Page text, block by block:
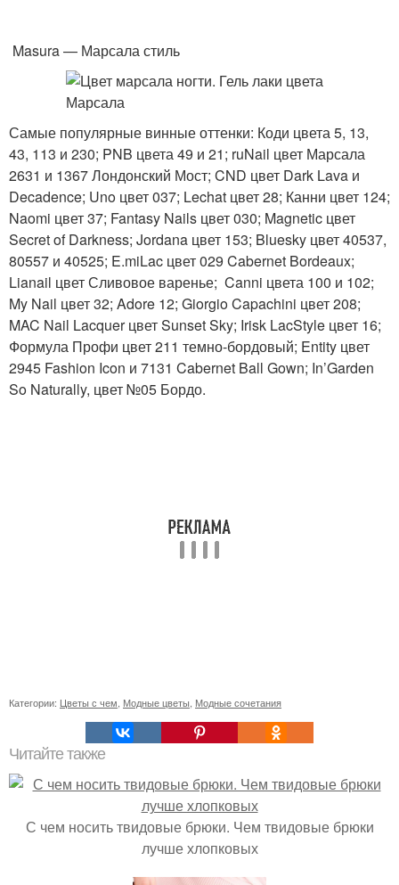
Masura — Марсала стиль
Самые популярные винные оттенки: Коди цвета 5, 13,
43, 113 и 230; PNB цвета 49 и 21; ruNail цвет Марсала
2631 и 1367 Лондонский Мост; CND цвет Dark Lava и
Decadence; Uno цвет 037; Lechat цвет 28; Канни цвет 124;
Naomi цвет 37; Fantasy Nails цвет 030; Magnetic цвет
Secret of Darkness; Jordana цвет 153; Bluesky цвет 40537,
80557 и 40525; E.miLac цвет 029 Cabernet Bordeaux;
Lianail цвет Сливовое варенье; Canni цвета 100 и 102;
My Nail цвет 32; Adore 12; Giorgio Capachini цвет 208;
MAC Nail Lacquer цвет Sunset Sky; Irisk LacStyle цвет 16;
Формула Профи цвет 211 темно-бордовый; Entity цвет
2945 Fashion Icon и 7131 Cabernet Ball Gown; In’Garden
So Naturally, цвет №05 Бордо.
Категории: Цветы с чем Модные цветы Модные сочетания
Читайте также
С чем носить твидовые брюки. Чем твидовые брюки
лучше хлопковых